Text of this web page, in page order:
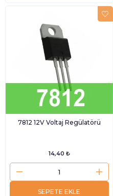
7812 12V Voltaj Regülatörü
14,40 ₺
SEPETE EKLE